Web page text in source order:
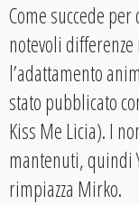
Come succede
notevoli
l’adattamento
stato pubblicato
Kiss Me Licia). I
mantenuti, quindi
rimpiazza Mirko.